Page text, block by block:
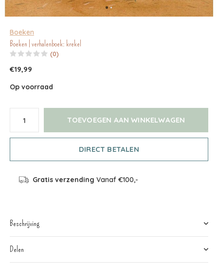
Boeken
Boeken | verhalenboek: krekel
(0)
€19,99
Op voorraad
TOEVOEGEN AAN WINKELWAGEN
DIRECT BETALEN
Gratis verzending Vanaf €100,-
Beschrijving
Delen